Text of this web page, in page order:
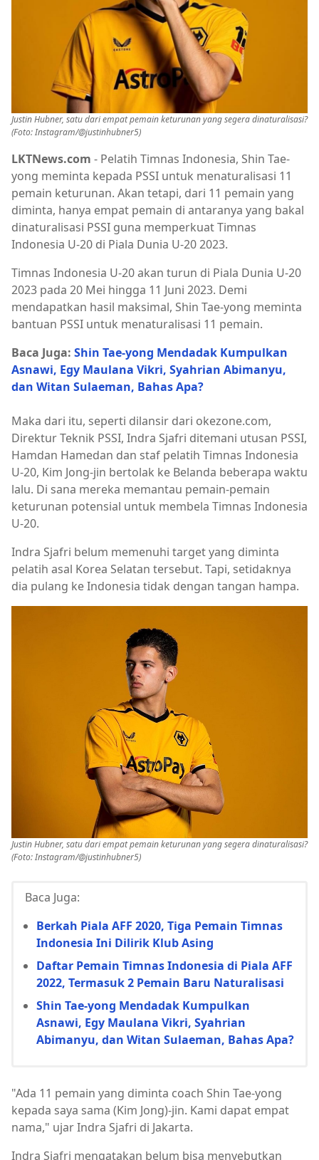
Justin Hubner, satu dari empat pemain keturunan yang segera dinaturalisasi?
(Foto: Instagram/@justinhubner5)
LKTNews.com - Pelatih Timnas Indonesia, Shin Tae-
yong meminta kepada PSSI untuk menaturalisasi 11
pemain keturunan. Akan tetapi, dari 11 pemain yang
diminta, hanya empat pemain di antaranya yang bakal
dinaturalisasi PSSI guna memperkuat Timnas
Indonesia U-20 di Piala Dunia U-20 2023.
Timnas Indonesia U-20 akan turun di Piala Dunia U-20
2023 pada 20 Mei hingga 11 Juni 2023. Demi
mendapatkan hasil maksimal, Shin Tae-yong meminta
bantuan PSSI untuk menaturalisasi 11 pemain.
Baca Juga: Shin Tae-yong Mendadak Kumpulkan
Asnawi, Egy Maulana Vikri, Syahrian Abimanyu,
dan Witan Sulaeman, Bahas Apa?
Maka dari itu, seperti dilansir dari okezone.com,
Direktur Teknik PSSI, Indra Sjafri ditemani utusan PSSI,
Hamdan Hamedan dan staf pelatih Timnas Indonesia
U-20, Kim Jong-jin bertolak ke Belanda beberapa waktu
lalu. Di sana mereka memantau pemain-pemain
keturunan potensial untuk membela Timnas Indonesia
U-20.
Indra Sjafri belum memenuhi target yang diminta
pelatih asal Korea Selatan tersebut. Tapi, setidaknya
dia pulang ke Indonesia tidak dengan tangan hampa.
Justin Hubner, satu dari empat pemain keturunan yang segera dinaturalisasi?
(Foto: Instagram/@justinhubner5)
Baca Juga:
Berkah Piala AFF 2020, Tiga Pemain Timnas
Indonesia Ini Dilirik Klub Asing
Daftar Pemain Timnas Indonesia di Piala AFF
2022, Termasuk 2 Pemain Baru Naturalisasi
Shin Tae-yong Mendadak Kumpulkan
Asnawi, Egy Maulana Vikri, Syahrian
Abimanyu, dan Witan Sulaeman, Bahas Apa?
"Ada 11 pemain yang diminta coach Shin Tae-yong
kepada saya sama (Kim Jong)-jin. Kami dapat empat
nama," ujar Indra Sjafri di Jakarta.
Indra Sjafri mengatakan belum bisa menyebutkan